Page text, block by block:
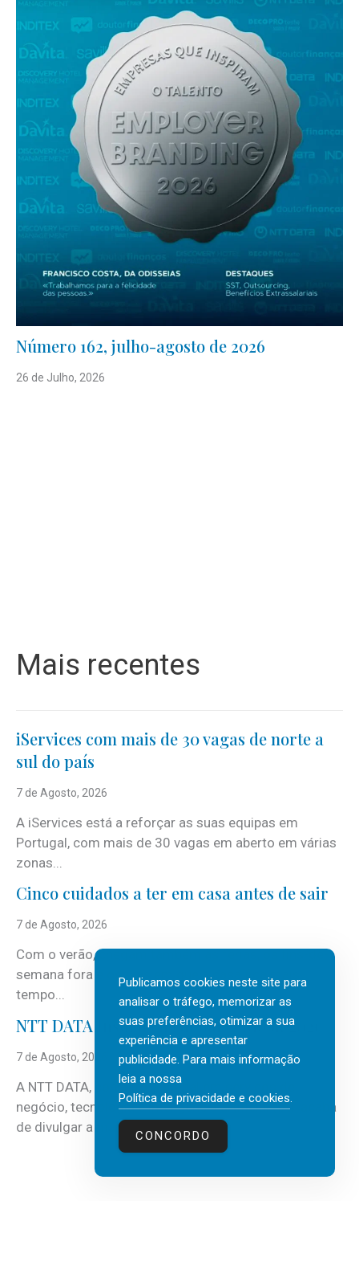
Número 162, julho-agosto de 2026
26 de Julho, 2026
Mais recentes
iServices com mais de 30 vagas de norte a
sul do país
7 de Agosto, 2026
A iServices está a reforçar as suas equipas em
Portugal, com mais de 30 vagas em aberto em várias
zonas...
Cinco cuidados a ter em casa antes de sair
7 de Agosto, 2026
Com o verão, chegam também as férias, os fins-de-
semana fora e os dias em que a casa fica mais
tempo...
NTT DATA Insurtech Global Outlook 2026
7 de Agosto, 2026
A NTT DATA, consultora global em serviços de
negócio, tecnologia e inteligência artificial (IA), acaba
de divulgar a mais recente...
Publicamos cookies neste site para
analisar o tráfego, memorizar as
suas preferências, otimizar a sua
experiência e apresentar
publicidade. Para mais informação
leia a nossa
Política de privacidade e cookies.
CONCORDO